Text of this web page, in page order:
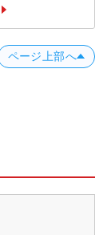
ページ上部へ